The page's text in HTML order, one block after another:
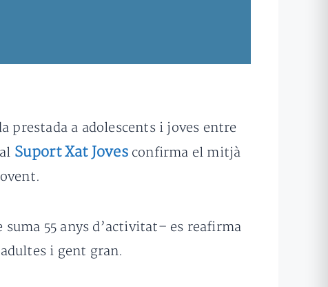
prestada a adolescents i joves entre
Suport Xat Jovesconfirma el mitjà
suma 55 anys d’activitat– es reafirma
i gent gran.